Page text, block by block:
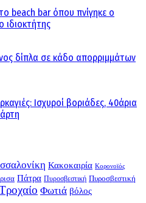
beach bar όπου πνίγηκε ο
ιδιοκτήτης
δίπλα σε κάδο απορριμμάτων
Ισχυροί βοριάδες, 40άρια
Κακοκαιρία Κορονοϊός
Πάτρα Πυροσβεστική Πυροσβεστική
Φωτιά βόλος